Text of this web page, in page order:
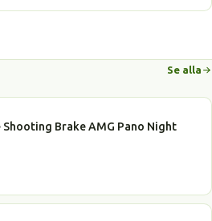
Se alla
Shooting Brake AMG Pano Night